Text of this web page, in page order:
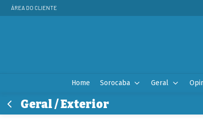
ÁREA DO CLIENTE
Home Sorocaba Geral
Geral / Exterior